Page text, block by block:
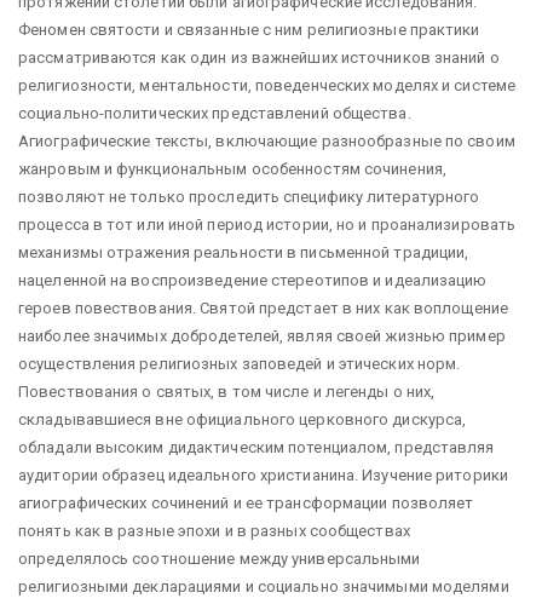
Феномен святости и связанные с ним религиозные практики
рассматриваются как один из важнейших источников знаний о
религиозности, ментальности, поведенческих моделях и системе
социально-политических представлений общества.
Агиографические тексты, включающие разнообразные по своим
жанровым и функциональным особенностям сочинения,
позволяют не только проследить специфику литературного
процесса в тот или иной период истории, но и проанализировать
механизмы отражения реальности в письменной традиции,
нацеленной на воспроизведение стереотипов и идеализацию
героев повествования. Святой предстает в них как воплощение
наиболее значимых добродетелей, являя своей жизнью пример
осуществления религиозных заповедей и этических норм.
Повествования о святых, в том числе и легенды о них,
складывавшиеся вне официального церковного дискурса,
обладали высоким дидактическим потенциалом, представляя
аудитории образец идеального христианина. Изучение риторики
агиографических сочинений и ее трансформации позволяет
понять как в разные эпохи и в разных сообществах
определялось соотношение между универсальными
религиозными декларациями и социально значимыми моделями